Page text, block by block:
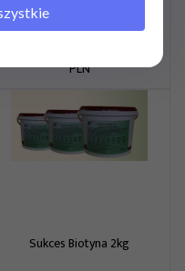
60,
Pojemność opakowania: 0.5
PLN
Sukces Biotyna 2kg